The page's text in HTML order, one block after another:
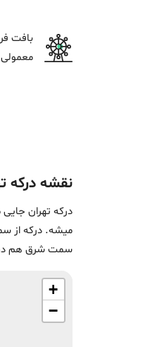
بافت
معمولی
نقشه‌ درکه
درکه تهران
میشه. درکه از
سمت شرق هم
+
−